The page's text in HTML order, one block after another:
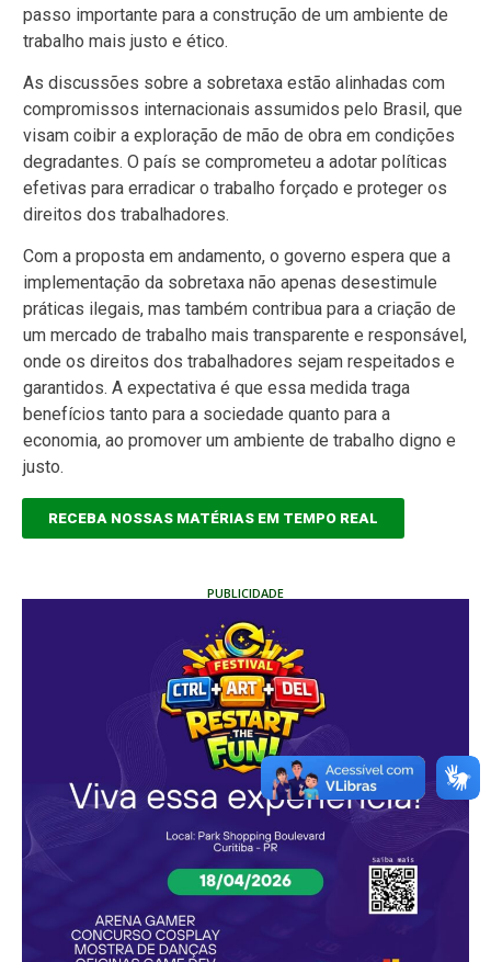
passo importante para a construção de um ambiente de
trabalho mais justo e ético.
As discussões sobre a sobretaxa estão alinhadas com
compromissos internacionais assumidos pelo Brasil, que
visam coibir a exploração de mão de obra em condições
degradantes. O país se comprometeu a adotar políticas
efetivas para erradicar o trabalho forçado e proteger os
direitos dos trabalhadores.
Com a proposta em andamento, o governo espera que a
implementação da sobretaxa não apenas desestimule
práticas ilegais, mas também contribua para a criação de
um mercado de trabalho mais transparente e responsável,
onde os direitos dos trabalhadores sejam respeitados e
garantidos. A expectativa é que essa medida traga
benefícios tanto para a sociedade quanto para a
economia, ao promover um ambiente de trabalho digno e
justo.
RECEBA NOSSAS MATÉRIAS EM TEMPO REAL
PUBLICIDADE